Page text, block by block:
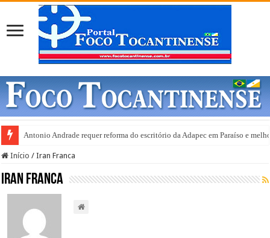
Gurupi e anuncia abertura de 20 leitos de UTI Covid-19
Início / Iran Franca
Iran Franca